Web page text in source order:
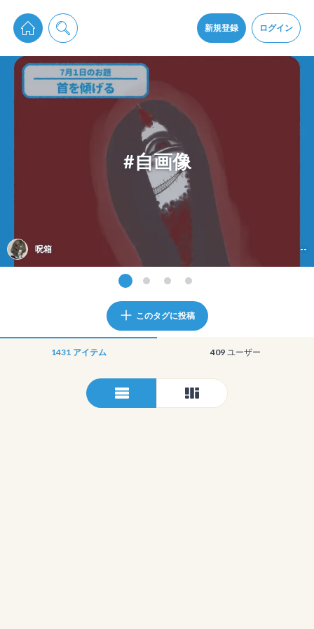
新規登録 ログイン
pixiv Sketchは2024年5月28日付で プライパシーポリシーを改定しました。
通知を受け取るにはここをクリックします
pixiv Sketchアプリでさらに快適に！
アプリをインストール
#自画像
呪箱 --
このタグに投稿
1431 アイテム 409 ユーザー